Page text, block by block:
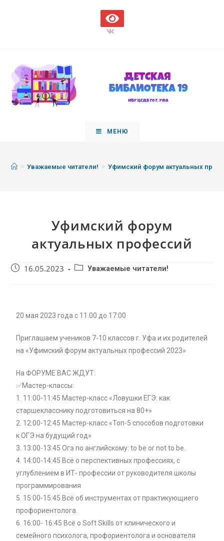
МЕНЮ
> Уважаемые читатели! > Уфимский форум актуальных
Уфимский форум
актуальных профессий
16.05.2023 Уважаемые читатели!
20 мая 2023 года с 11.00 до 17:00
Приглашаем учеников 7-10 классов г. Уфа и их родителей
на «Уфимский форум актуальных профессий 2023»
На ФОРУМЕ ВАС ЖДУТ:
✅Мастер-классы:
1. 11:00-11:45 Мастер-класс «Ловушки ЕГЭ: как
старшекласснику подготовиться на 80+»
2. 12:00-12:45 Мастер-класс «Топ-5 способов подготовки
к ОГЭ на будущий год»
3. 13:00-13:45 Огэ по английскому: to be or not to be.
4. 14:00-14:45 Всё о перспективных профессиях, с
углублением в ИТ- профессии от руководителя школы
программирования
5. 15:00-15:45 Всё об инструментах от практикующиего
профориентолога.
6. 16:00- 16:45 Всё о Soft Skills от клинического и
семейного психолога, профориентолога и основателя